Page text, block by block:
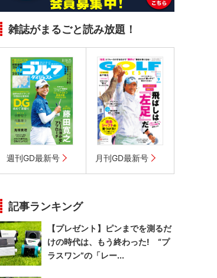
雑誌がまるごと読み放題！
週刊GD最新号 月刊GD最新号
記事ランキング
【プレゼント】ピンまでを測るだ
けの時代は、もう終わった! “プ
ラスワン”の「レー...